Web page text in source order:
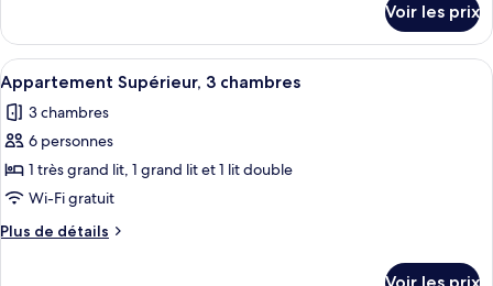
Appartement
Supérieur,
1
chambre
le
type
de
chambre
Appartement
Supérieur,
chambre
Voir les prix
Afficher
toutes
les
photos
pour
ce
type
de
Une chambre à coucher avec un lit,
23
Appartement Supérieur, 3 chambres
3 chambres
6 personnes
1 très grand lit, 1 grand lit et 1 lit double
Wi-Fi gratuit
Plus de détails
Plus